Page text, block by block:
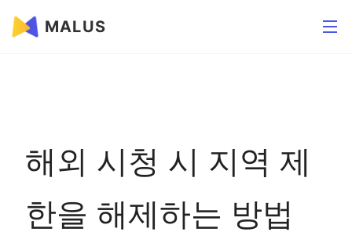
MALUS
해외 시청 시 지역 제
한을 해제하는 방법